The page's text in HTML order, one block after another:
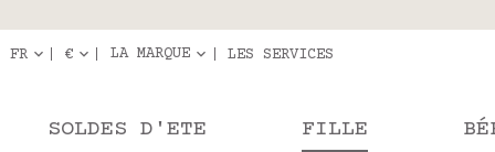
Les
FR € LA MARQUE LES SERVICES
SOLDES D'ETE FILLE